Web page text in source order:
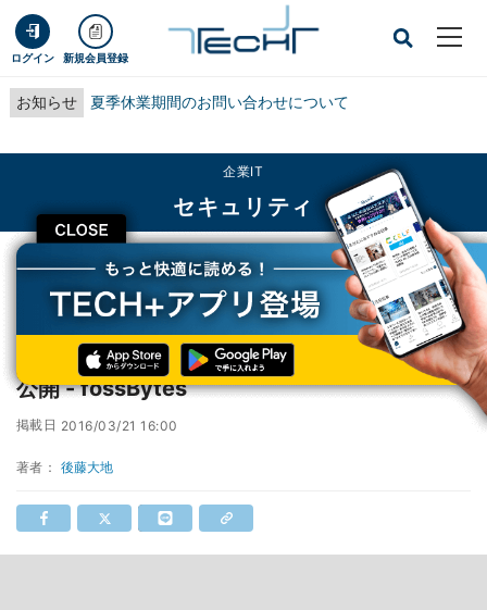
ログイン 新規会員登録
お知らせ 夏季休業期間のお問い合わせについて
CLOSE
企業IT
セキュリティ
TECH+ 企業IT
セキュリティ
10秒でAndroid搭載スマホをハックする動画公開 - fossBytes
10秒でAndroid搭載スマホをハックする動画
公開 - fossBytes
掲載日 2016/03/21 16:00
著者： 後藤大地